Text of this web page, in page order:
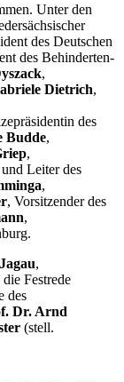
Unter den
des Deutschen
des Behinderten-
,
Dietrich,
des
Budde,
,
Leiter des
,
, Vorsitzender des
,
,
Festrede
des
Dr. Arnd
(stell.